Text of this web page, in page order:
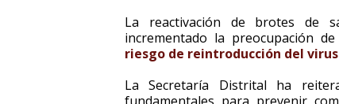
La reactivación de brotes de
incrementado la preocupación
riesgo de reintroducción del virus
La Secretaría Distrital ha